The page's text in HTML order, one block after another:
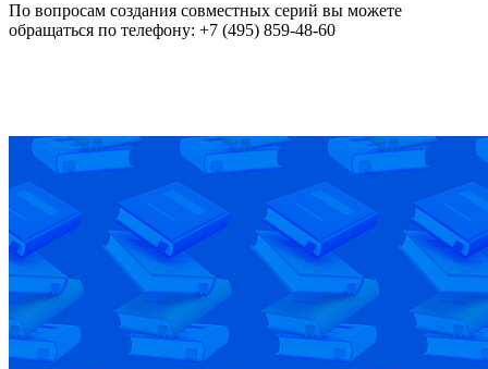
По вопросам создания совместных серий вы можете
обращаться по телефону: +7 (495) 859-48-60